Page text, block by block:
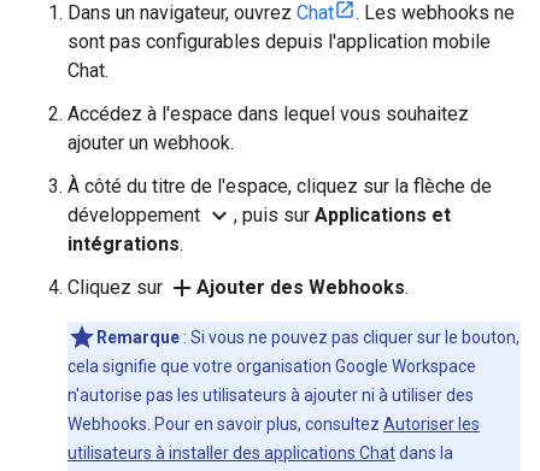
Dans un navigateur, ouvrez Chat
. Les webhooks ne
sont pas configurables depuis l'application mobile
Chat.
Accédez à l'espace dans lequel vous souhaitez
ajouter un webhook.
À côté du titre de l'espace, cliquez sur la flèche de
développement expand_more , puis sur Applications et
intégrations.
Cliquez sur add Ajouter des Webhooks.
Remarque : Si vous ne pouvez pas cliquer sur le bouton,
cela signifie que votre organisation Google Workspace
n'autorise pas les utilisateurs à ajouter ni à utiliser des
Webhooks. Pour en savoir plus, consultez Autoriser les
utilisateurs à installer des applications Chatdans la